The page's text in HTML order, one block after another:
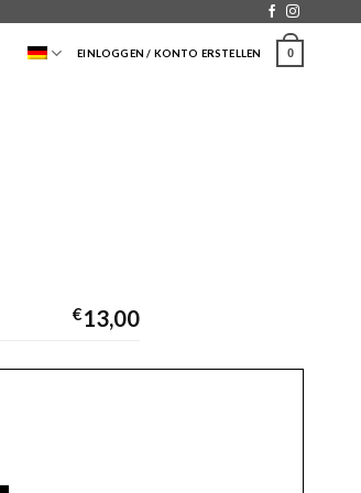
EINLOGGEN / KONTO ERSTELLEN 0
€13,00